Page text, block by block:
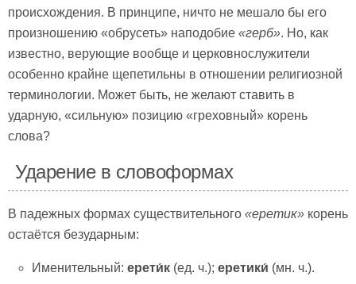
происхождения. В принципе, ничто не мешало бы его
произношению «обрусеть» наподобие «герб». Но, как
известно, верующие вообще и церковнослужители
особенно крайне щепетильны в отношении религиозной
терминологии. Может быть, не желают ставить в
ударную, «сильную» позицию «греховный» корень
слова?
Ударение в словоформах
В падежных формах существительного «еретик» корень
остаётся безударным:
Именительный:ерети́к (ед. ч.);еретики́ (мн. ч.).